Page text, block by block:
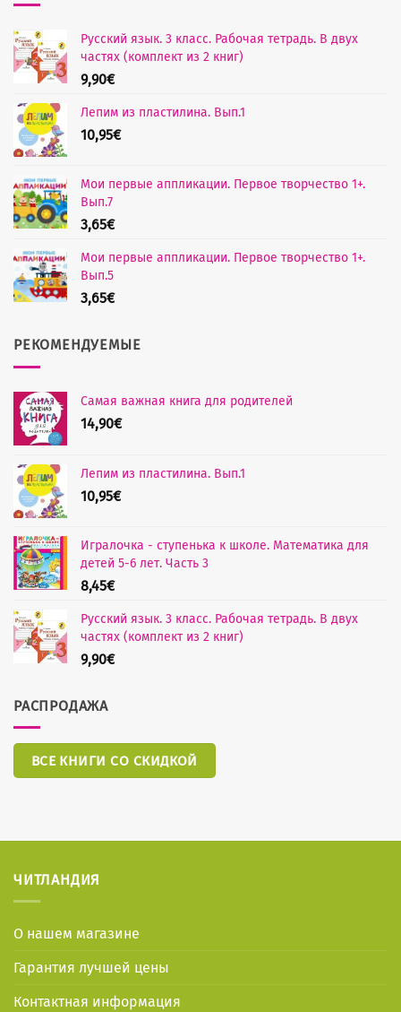
Русский язык. 3 класс. Рабочая тетрадь. В двух
частях (комплект из 2 книг)
9,90€
Лепим из пластилина. Вып.1
10,95€
Мои первые аппликации. Первое творчество 1+.
Вып.7
3,65€
Мои первые аппликации. Первое творчество 1+.
Вып.5
3,65€
РЕКОМЕНДУЕМЫЕ
Самая важная книга для родителей
14,90€
Лепим из пластилина. Вып.1
10,95€
Игралочка - ступенька к школе. Математика для
детей 5-6 лет. Часть 3
8,45€
Русский язык. 3 класс. Рабочая тетрадь. В двух
частях (комплект из 2 книг)
9,90€
РАСПРОДАЖА
ВСЕ КНИГИ СО СКИДКОЙ
ЧИТЛАНДИЯ
О нашем магазине
Гарантия лучшей цены
Контактная информация